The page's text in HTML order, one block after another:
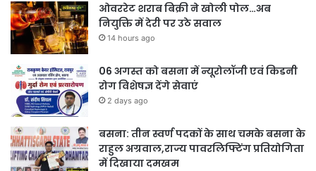
ओवररेट शराब बिक्री ने खोली पोल…अब
नियुक्ति में देरी पर उठे सवाल
14 hours ago
06 अगस्त को बसना में न्यूरोलॉजी एवं किडनी
रोग विशेषज्ञ देंगे सेवाएं
2 days ago
बसना: तीन स्वर्ण पदकों के साथ चमके बसना के
राहुल अग्रवाल,राज्य पावरलिफ्टिंग प्रतियोगिता
में दिखाया दमखम